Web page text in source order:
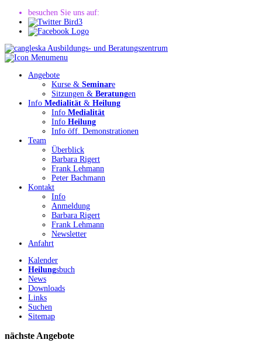
besuchen Sie uns auf:
menu
Angebote
Kurse & Seminare
Sitzungen & Beratungen
Info Medialität & Heilung
Info Medialität
Info Heilung
Info öff. Demonstrationen
Team
Überblick
Barbara Rigert
Frank Lehmann
Peter Bachmann
Kontakt
Info
Anmeldung
Barbara Rigert
Frank Lehmann
Newsletter
Anfahrt
Kalender
Heilungsbuch
News
Downloads
Links
Suchen
Sitemap
nächste Angebote